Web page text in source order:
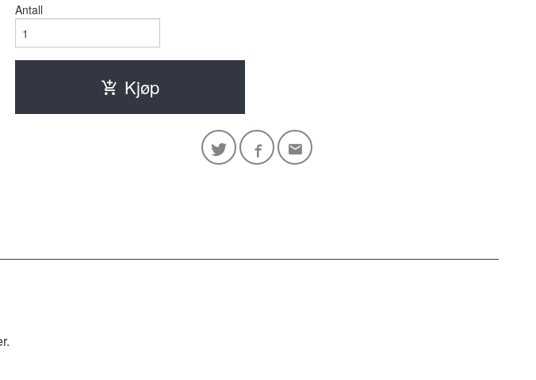
Antall
Kjøp